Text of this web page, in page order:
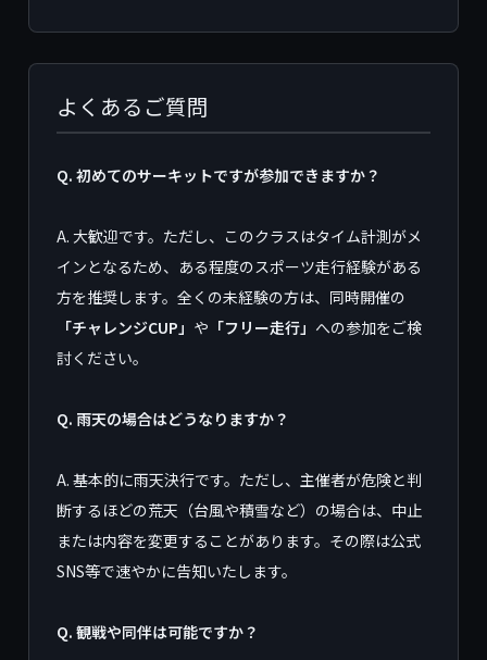
よくあるご質問
Q. 初めてのサーキットですが参加できますか？
A. 大歓迎です。ただし、このクラスはタイム計測がメ
インとなるため、ある程度のスポーツ走行経験がある
方を推奨します。全くの未経験の方は、同時開催の
「チャレンジCUP」 や 「フリー走行」 への参加をご検
討ください。
Q. 雨天の場合はどうなりますか？
A. 基本的に雨天決行です。ただし、主催者が危険と判
断するほどの荒天（台風や積雪など）の場合は、中止
または内容を変更することがあります。その際は公式
SNS等で速やかに告知いたします。
Q. 観戦や同伴は可能ですか？